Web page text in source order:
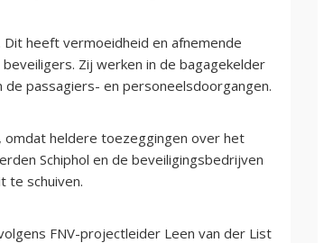
heeft vermoeidheid en afnemende
Zij werken in de bagagekelder
passagiers- en personeelsdoorgangen.
omdat heldere toezeggingen over het
Schiphol en de beveiligingsbedrijven
te schuiven.
FNV-projectleider Leen van der List